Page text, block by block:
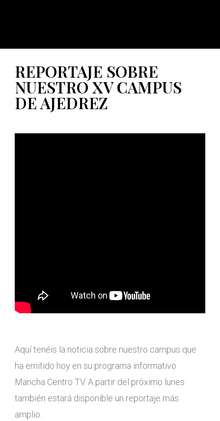
REPORTAJE SOBRE
NUESTRO XV CAMPUS
DE AJEDREZ
Aquí tenéis la noticia sobre nuestro campus que
ha emitido hoy en su programa informativo
Mancha Centro TV. A partir del próximo lunes
también estará disponible un reportaje más
amplio.